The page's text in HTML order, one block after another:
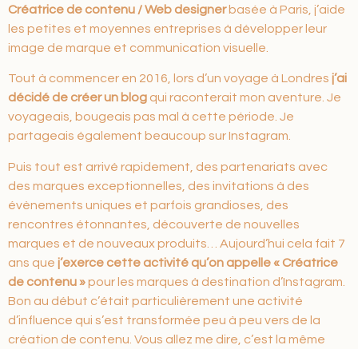
Créatrice de contenu / Web designerbasée à Paris, j’aide
les petites et moyennes entreprises à développer leur
image de marque et communication visuelle.
Tout à commencer en 2016, lors d’un voyage à Londres j’ai
décidé de créer un blog qui raconterait mon aventure. Je
voyageais, bougeais pas mal à cette période. Je
partageais également beaucoup sur Instagram.
Puis tout est arrivé rapidement, des partenariats avec
des marques exceptionnelles, des invitations à des
évènements uniques et parfois grandioses, des
rencontres étonnantes, découverte de nouvelles
marques et de nouveaux produits… Aujourd’hui cela fait 7
ans que j’exerce cette activité qu’on appelle « Créatrice
de contenu »pour les marques à destination d’Instagram.
Bon au début c’était particulièrement une activité
d’influence qui s’est transformée peu à peu vers de la
création de contenu. Vous allez me dire, c’est la même